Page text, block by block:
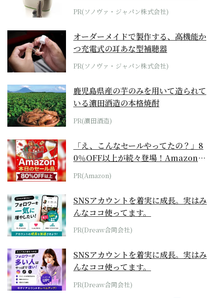
位モデル
PR(ソノヴァ・ジャパン株式会社)
オーダーメイドで製作する、高機能か
つ充電式の耳あな型補聴器
PR(ソノヴァ・ジャパン株式会社)
鹿児島県産の芋のみを用いて造られて
いる濵田酒造の本格焼酎
PR(濵田酒造)
「え、こんなセールやってたの？」8
0％OFF以上が続々登場！Amazonの
本気が...
PR(Amazon)
SNSアカウントを着実に成長。実はみ
んなココ使ってます。
PR(Dreaw合同会社)
SNSアカウントを着実に成長。実はみ
んなココ使ってます。
PR(Dreaw合同会社)